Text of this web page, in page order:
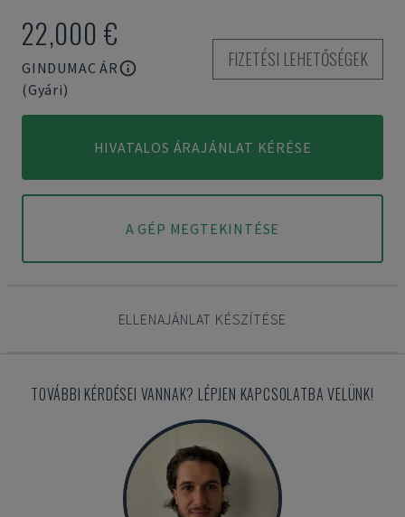
22,000 €
GINDUMAC ÁR
(Gyári)
FIZETÉSI LEHETŐSÉGEK
HIVATALOS ÁRAJÁNLAT KÉRÉSE
A GÉP MEGTEKINTÉSE
ELLENAJÁNLAT KÉSZÍTÉSE
TOVÁBBI KÉRDÉSEI VANNAK? LÉPJEN KAPCSOLATBA VELÜNK!